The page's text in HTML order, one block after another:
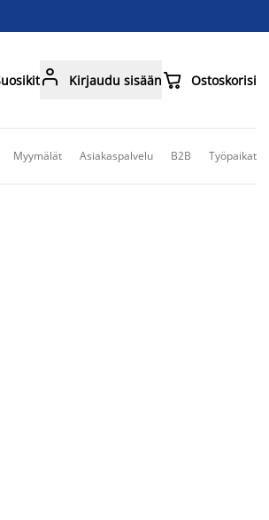
 Kirjaudu sisään Ostoskorisi
Myymälät Asiakaspalvelu B2B Työpaikat